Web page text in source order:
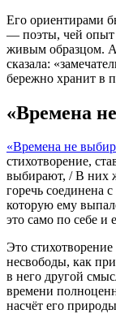
Его ориентирами
— поэты, чей опыт
живым образцом.
сказала:
бережно хранит в
«Времена
«Времена не
стихотворение,
выбирают, / В них
горечь соединена
которую ему
это само по себе и
Это
несвободы, как
в него другой
времени
насчёт его